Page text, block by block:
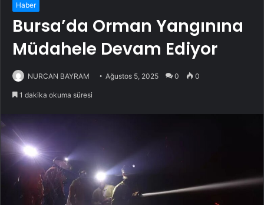
Haber
Bursa’da Orman Yangınına
Müdahele Devam Ediyor
NURCAN BAYRAM Ağustos 5, 2025 0 0
1 dakika okuma süresi